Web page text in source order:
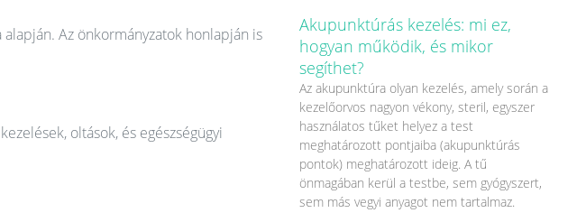
Az önkormányzatok honlapján is
oltások, és egészségügyi
Akupunktúrás kezelés: mi ez,
hogyan működik, és mikor
segíthet?
Az akupunktúra olyan kezelés, amely során a
kezelőorvos nagyon vékony, steril, egyszer
használatos tűket helyez a test
meghatározott pontjaiba (akupunktúrás
pontok) meghatározott ideig. A tű
önmagában kerül a testbe, sem gyógyszert,
sem más vegyi anyagot nem tartalmaz.